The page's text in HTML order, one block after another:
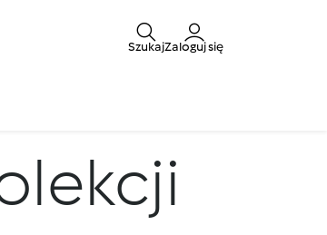
SzukajZaloguj się